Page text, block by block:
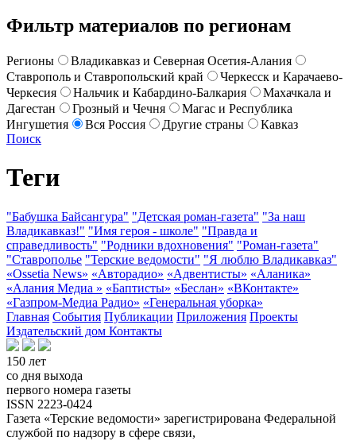
Фильтр материалов по регионам
Регионы
Владикавказ и Северная Осетия-Алания
Ставрополь и Ставропольский край
Черкесск и Карачаево-
Черкесия
Нальчик и Кабардино-Балкария
Махачкала и
Дагестан
Грозный и Чечня
Магас и Республика
Ингушетия
Вся Россия Другие страны
Кавказ
Поиск
Теги
"Бабушка Байсангура" "Детская роман-газета" "За наш
Владикавказ!" "Имя героя - школе" "Правда и
справедливость" "Родники вдохновения" "Роман-газета"
"Ставрополье "Терские ведомости" "Я люблю Владикавказ"
«Ossetia News» «Авторадио» «Адвентисты» «Аланика»
«Алания Медиа » «Баптисты» «Беслан» «ВКонтакте»
«Газпром-Медиа Радио» «Генеральная уборка»
Главная События Публикации Приложения Проекты
Издательский дом Контакты
150 лет
со дня выхода
первого номера газеты
ISSN 2223-0424
Газета «Терские ведомости» зарегистрирована Федеральной
службой по надзору в сфере связи,